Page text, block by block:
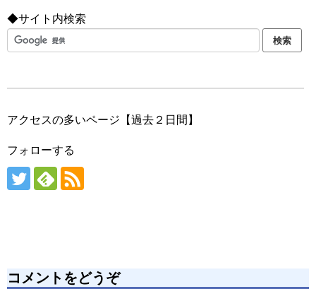
◆サイト内検索
アクセスの多いページ【過去２日間】
フォローする
コメントをどうぞ